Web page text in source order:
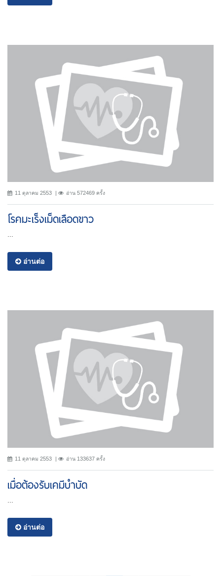
11 ตุลาคม 2553 อ่าน 572469 ครั้ง
โรคมะเร็งเม็ดเลือดขาว
...
อ่านต่อ
11 ตุลาคม 2553 อ่าน 133637 ครั้ง
เมื่อต้องรับเคมีบำบัด
อ่านต่อ